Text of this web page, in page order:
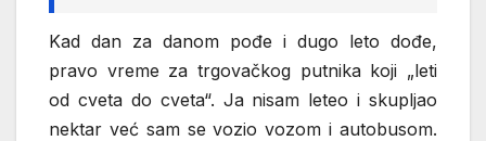
Kad dan za danom pođe i dugo leto dođe,
pravo vreme za trgovačkog putnika koji „leti
od cveta do cveta“. Ja nisam leteo i skupljao
nektar već sam se vozio vozom i autobusom.